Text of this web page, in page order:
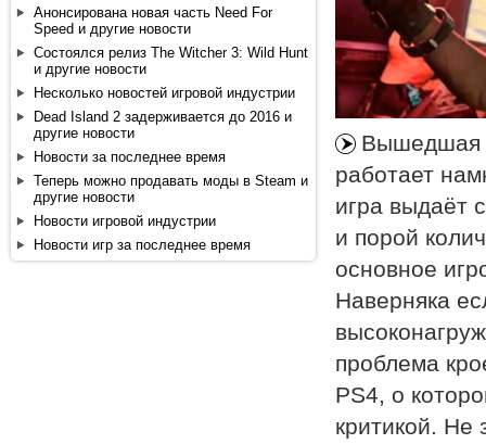
Анонсирована новая часть Need For
Speed и другие новости
Состоялся релиз The Witcher 3: Wild Hunt
и другие новости
Несколько новостей игровой индустрии
Dead Island 2 задерживается до 2016 и
другие новости
Новости за последнее время
Теперь можно продавать моды в Steam и
другие новости
Новости игровой индустрии
Новости игр за последнее время
Вышедшая
работает
игра выдаёт
и порой
основное
Наверняка
проблема
PS4, о
критикой. Не